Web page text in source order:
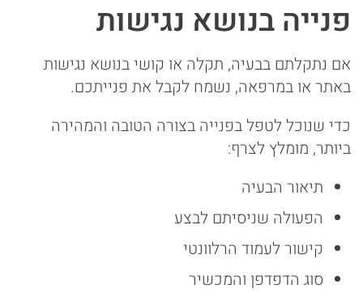
פנייה בנושא נגישות
אם נתקלתם בבעיה, תקלה או קושי בנושא נגישות
באתר או במרפאה, נשמח לקבל את פנייתכם.
כדי שנוכל לטפל בפנייה בצורה הטובה והמהירה
ביותר, מומלץ לצרף:
תיאור הבעיה
הפעולה שניסיתם לבצע
קישור לעמוד הרלוונטי
סוג הדפדפן והמכשיר